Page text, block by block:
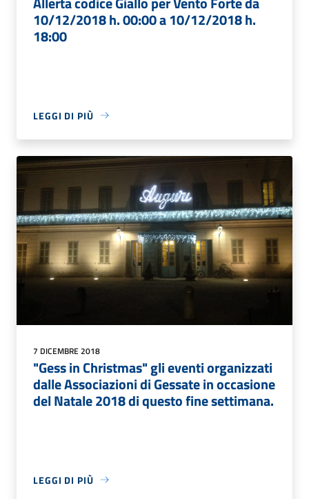
10/12/2018 h. 00:00 a 10/12/2018 h.
18:00
LEGGI DI PIÙ
7 DICEMBRE 2018
"Gess in Christmas" gli eventi organizzati
dalle Associazioni di Gessate in occasione
del Natale 2018 di questo fine settimana.
LEGGI DI PIÙ